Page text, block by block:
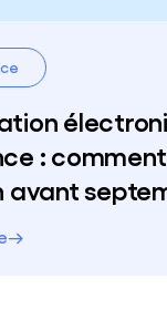
:
avant